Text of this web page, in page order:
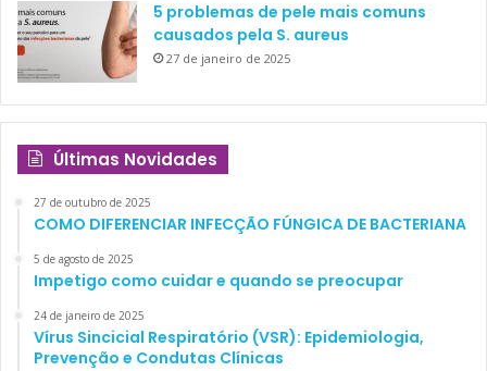
5 problemas de pele mais comuns
causados pela S. aureus
27 de janeiro de 2025
Últimas Novidades
27 de outubro de 2025
COMO DIFERENCIAR INFECÇÃO FÚNGICA DE BACTERIANA
5 de agosto de 2025
Impetigo como cuidar e quando se preocupar
24 de janeiro de 2025
Vírus Sincicial Respiratório (VSR): Epidemiologia,
Prevenção e Condutas Clínicas